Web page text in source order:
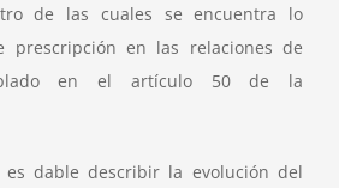
de las cuales se encuentra lo
prescripción en las relaciones de
en el artículo 50 de la
es dable describir la evolución del